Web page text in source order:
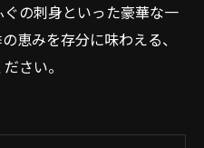
の刺身といった豪華な一
恵みを存分に味わえる、
さい。